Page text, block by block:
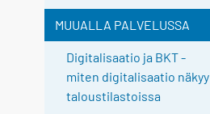
MUUALLA PALVELUSSA
Digitalisaatio ja BKT -
miten digitalisaatio näkyy
taloustilastoissa